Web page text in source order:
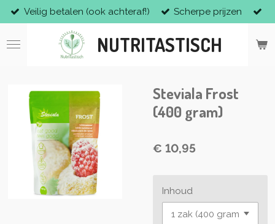
Ga
direct
naar
NUTRITASTISCH
Veilig betalen (ook achteraf!) Scherpe prijzen
Steviala Frost
(400 gram)
€ 10,95
Inhoud